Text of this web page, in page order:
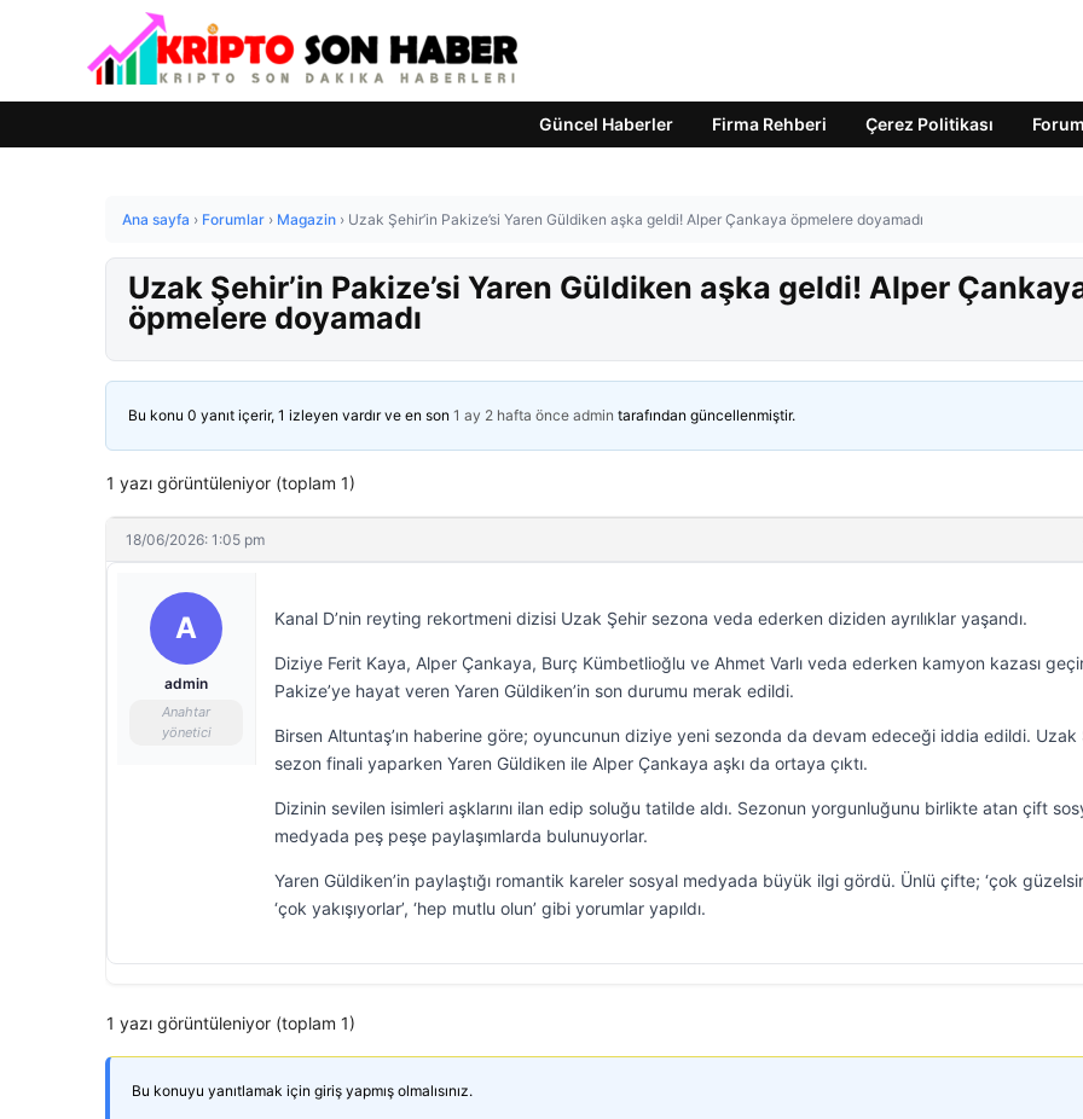
Güncel Haberler Firma Rehberi Çerez Politikası Forum
Ana sayfa › Forumlar › Magazin › Uzak Şehir’in Pakize’si Yaren Güldiken aşka geldi! Alper Çankaya öpmelere doyamadı
Uzak Şehir’in Pakize’si Yaren Güldiken aşka geldi! Alper
öpmelere doyamadı
Bu konu 0 yanıt içerir, 1 izleyen vardır ve en son 1 ay 2 hafta önce admin tarafından güncellenmiştir.
1 yazı görüntüleniyor (toplam 1)
18/06/2026: 1:05 pm
A
admin
Anahtar
yönetici
Kanal D’nin reyting rekortmeni dizisi Uzak Şehir sezona veda ederken diziden ayrılıklar yaşandı.
Diziye Ferit Kaya, Alper Çankaya, Burç Kümbetlioğlu ve Ahmet Varlı veda ederken kamyon kazası
Pakize’ye hayat veren Yaren Güldiken’in son durumu merak edildi.
Birsen Altuntaş’ın haberine göre; oyuncunun diziye yeni sezonda da devam edeceği iddia edildi. Uzak
sezon finali yaparken Yaren Güldiken ile Alper Çankaya aşkı da ortaya çıktı.
Dizinin sevilen isimleri aşklarını ilan edip soluğu tatilde aldı. Sezonun yorgunluğunu birlikte atan çift
medyada peş peşe paylaşımlarda bulunuyorlar.
Yaren Güldiken’in paylaştığı romantik kareler sosyal medyada büyük ilgi gördü. Ünlü çifte; ‘çok
‘çok yakışıyorlar’, ‘hep mutlu olun’ gibi yorumlar yapıldı.
1 yazı görüntüleniyor (toplam 1)
Bu konuyu yanıtlamak için giriş yapmış olmalısınız.